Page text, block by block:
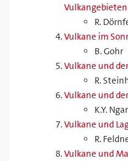
Vulkangebieten
R.
Vulkane im
B. Gohr
Vulkane und
R.
Vulkane und
K.Y.
Vulkane und
R.
Vulkane und